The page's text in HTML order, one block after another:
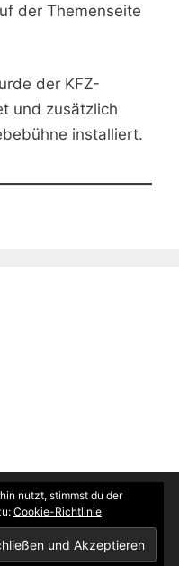
der Themenseite
der KFZ-
und zusätzlich
installiert.
Datenschutz
GbR • Erstellt mit
nutzt, stimmst du der
Cookie-Richtlinie